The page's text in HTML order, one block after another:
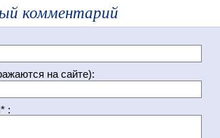
комментарий
на сайте):
: